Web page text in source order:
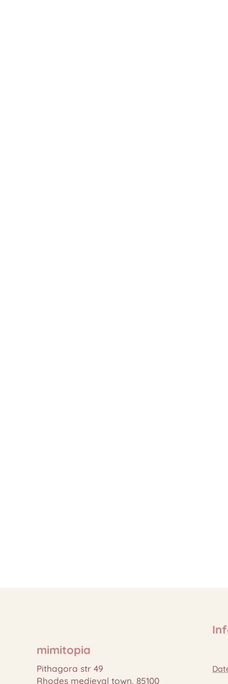
mimitopia
Pithagora str 49
Rhodes medieval town, 85100